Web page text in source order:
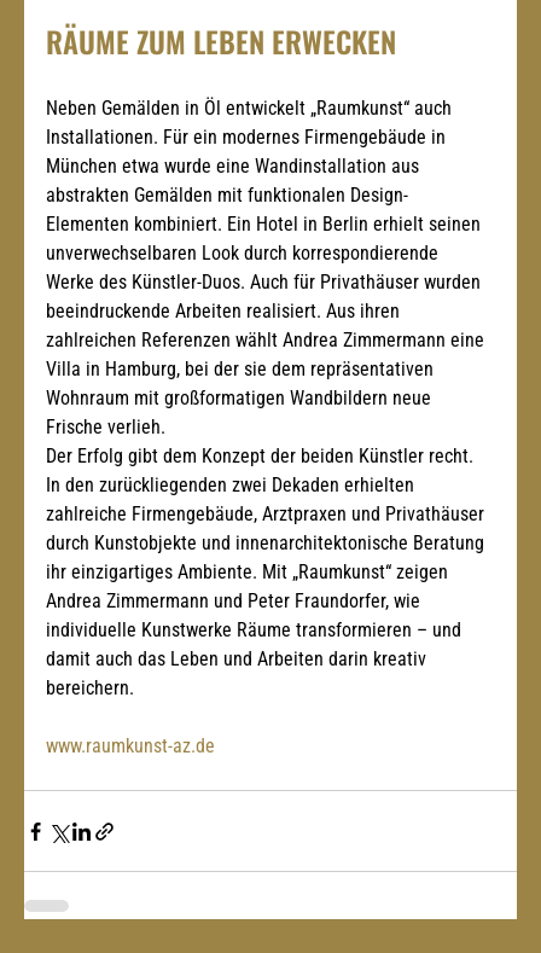
RÄUME ZUM LEBEN ERWECKEN
Neben Gemälden in Öl entwickelt „Raumkunst“ auch
Installationen. Für ein modernes Firmengebäude in
München etwa wurde eine Wandinstallation aus
abstrakten Gemälden mit funktionalen Design-
Elementen kombiniert. Ein Hotel in Berlin erhielt seinen
unverwechselbaren Look durch korrespondierende
Werke des Künstler-Duos. Auch für Privathäuser wurden
beeindruckende Arbeiten realisiert. Aus ihren
zahlreichen Referenzen wählt Andrea Zimmermann eine
Villa in Hamburg, bei der sie dem repräsentativen
Wohnraum mit großformatigen Wandbildern neue
Frische verlieh.
Der Erfolg gibt dem Konzept der beiden Künstler recht.
In den zurückliegenden zwei Dekaden erhielten
zahlreiche Firmengebäude, Arztpraxen und Privathäuser
durch Kunstobjekte und innenarchitektonische Beratung
ihr einzigartiges Ambiente. Mit „Raumkunst“ zeigen
Andrea Zimmermann und Peter Fraundorfer, wie
individuelle Kunstwerke Räume transformieren – und
damit auch das Leben und Arbeiten darin kreativ
bereichern.
www.raumkunst-az.de